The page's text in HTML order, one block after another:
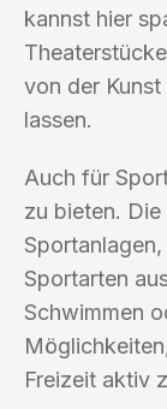
kannst hier
von der
lassen.
Auch für
zu bieten.
Sportarten
Schwimmen
Freizeit aktiv